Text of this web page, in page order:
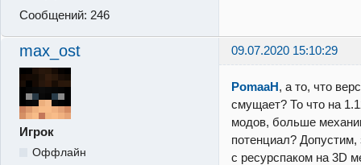
Сообщений: 246
max_ost 09.07.2020 15:10:29
Игрок
Оффлайн
PomaaH, а то, что
смущает? То что на
модов, больше
потенциал? Допустим,
с ресурспаком на 3D